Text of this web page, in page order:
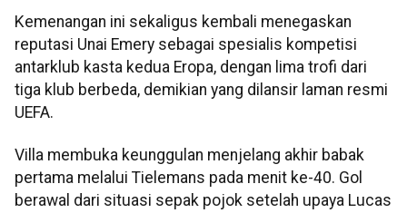
Kemenangan ini sekaligus kembali menegaskan
reputasi Unai Emery sebagai spesialis kompetisi
antarklub kasta kedua Eropa, dengan lima trofi dari
tiga klub berbeda, demikian yang dilansir laman resmi
UEFA.
Villa membuka keunggulan menjelang akhir babak
pertama melalui Tielemans pada menit ke-40. Gol
berawal dari situasi sepak pojok setelah upaya Lucas